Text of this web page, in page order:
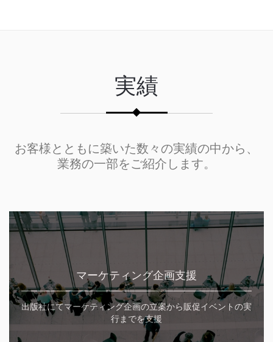
実績
お客様とともに築いた数々の実績の中から、
業務の一部をご紹介します。
マーケティング企画支援
出版社にてマーケティング企画の立案から販促イベントの実
行までを支援